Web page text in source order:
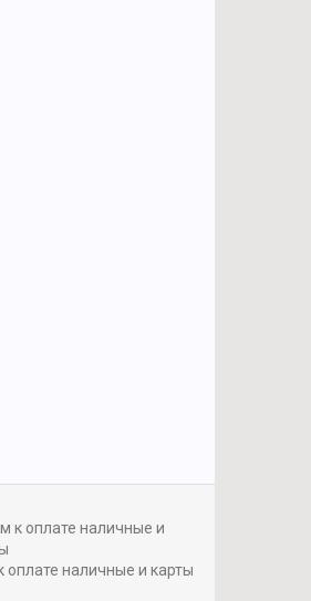
оплате наличные и карты